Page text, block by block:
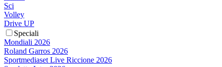
Sci
Volley
Drive UP
Speciali
Mondiali 2026
Roland Garros 2026
Sportmediaset Live Riccione 2026